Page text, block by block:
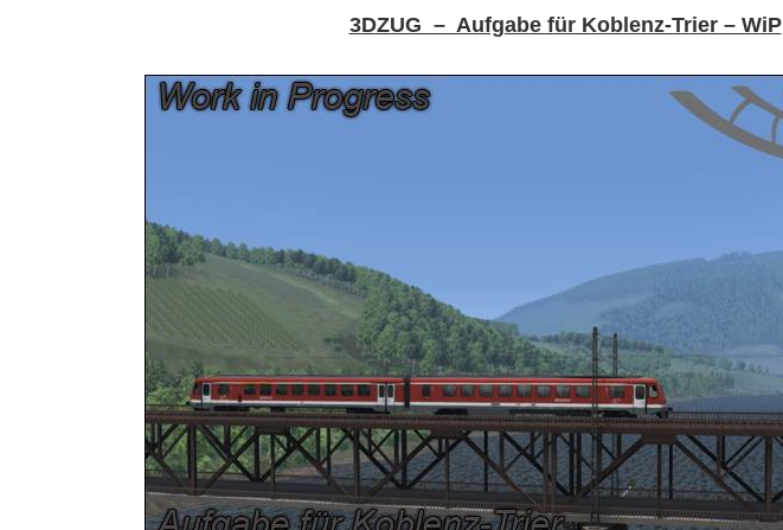
3DZUG – Aufgabe für Koblenz-Trier – WiP